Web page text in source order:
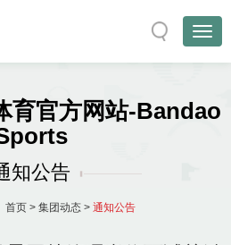
育官方网站-Bandao
知公告
首页> 集团动态> 通知公告